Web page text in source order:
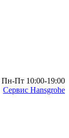
Пт 10:00-19:00
Сервис Hansgrohe